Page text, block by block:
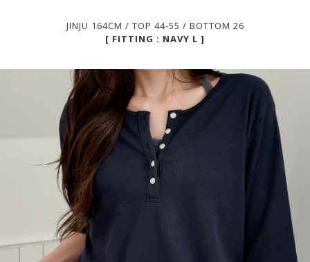
JINJU 164CM / TOP 44-55 / BOTTOM 26
[ FITTING : NAVY L ]